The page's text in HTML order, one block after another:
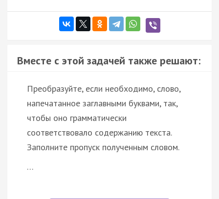
Вместе с этой задачей также решают:
Преобразуйте, если необходимо, слово,
напечатанное заглавными буквами, так,
чтобы оно грамматически
соответствовало содержанию текста.
Заполните пропуск полученным словом.
…